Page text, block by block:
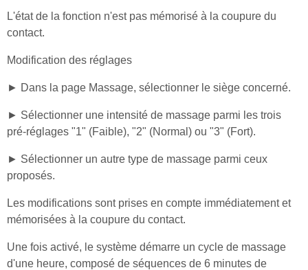
L'état de la fonction n'est pas mémorisé à la coupure du
contact.
Modification des réglages
► Dans la page Massage, sélectionner le siège concerné.
► Sélectionner une intensité de massage parmi les trois
pré-réglages "1" (Faible), "2" (Normal) ou "3" (Fort).
► Sélectionner un autre type de massage parmi ceux
proposés.
Les modifications sont prises en compte immédiatement et
mémorisées à la coupure du contact.
Une fois activé, le système démarre un cycle de massage
d'une heure, composé de séquences de 6 minutes de